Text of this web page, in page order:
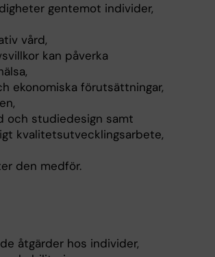
gentemot individer,
vård,
kan påverka
ekonomiska förutsättningar,
och studiedesign samt
kvalitetsutvecklingsarbete,
den medför.
åtgärder hos individer,